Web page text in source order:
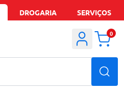
DROGARIA SERVIÇOS
0